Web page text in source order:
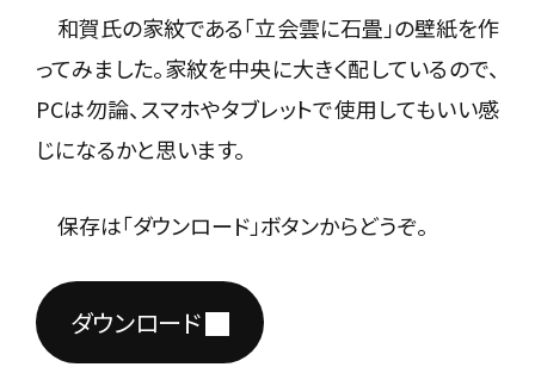
和賀氏の家紋である「立会雲に石畳」の壁紙を作
ってみました。家紋を中央に大きく配しているので、
PCは勿論、スマホやタブレットで使用してもいい感
じになるかと思います。
保存は「ダウンロード」ボタンからどうぞ。
ダウンロード